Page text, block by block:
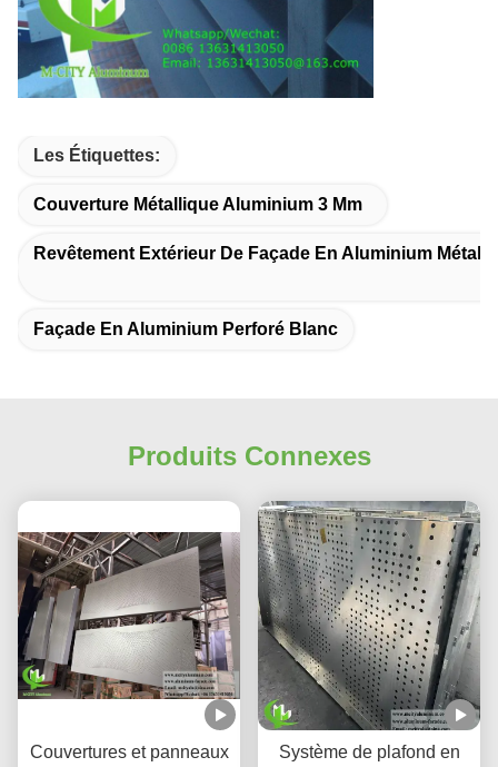
Les Étiquettes:
Couverture Métallique Aluminium 3 Mm
Revêtement Extérieur De Façade En Aluminium
Façade En Aluminium Perforé Blanc
Produits Connexes
Couvertures et panneaux
Système de plafond en